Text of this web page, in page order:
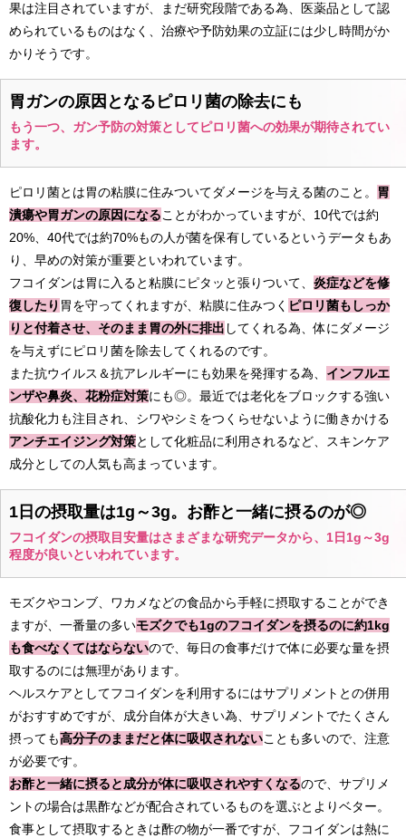
果は注目されていますが、まだ研究段階である為、医薬品として認
められているものはなく、治療や予防効果の立証には少し時間がか
かりそうです。
胃ガンの原因となるピロリ菌の除去にも
もう一つ、ガン予防の対策としてピロリ菌への効果が期待されてい
ます。
ピロリ菌とは胃の粘膜に住みついてダメージを与える菌のこと。
胃
潰瘍や胃ガンの原因になることがわかっていますが、10代では約
20%、40代では約70%もの人が菌を保有しているというデータもあ
り、早めの対策が重要といわれています。
フコイダンは胃に入ると粘膜にピタッと張りついて、 炎症などを修
復したり 胃を守ってくれますが、粘膜に住みつく ピロリ菌もしっか
りと付着させ、そのまま胃の外に排出 してくれる為、体にダメージ
を与えずにピロリ菌を除去してくれるのです。
また抗ウイルス＆抗アレルギーにも効果を発揮する為、 インフルエ
ンザや鼻炎、花粉症対策にも◎。最近では老化をブロックする強い
抗酸化力も注目され、シワやシミをつくらせないように働きかける
アンチエイジング対策として化粧品に利用されるなど、スキンケア
成分としての人気も高まっています。
1日の摂取量は1g～3g。お酢と一緒に摂るのが◎
フコイダンの摂取目安量はさまざまな研究データから、1日1g～3g
程度が良いといわれています。
モズクやコンブ、ワカメなどの食品から手軽に摂取することができ
ますが、一番量の多いモズクでも1gのフコイダンを摂るのに約1kg
も食べなくてはならないので、毎日の食事だけで体に必要な量を摂
取するのには無理があります。
ヘルスケアとしてフコイダンを利用するにはサプリメントとの併用
がおすすめですが、成分自体が大きい為、サプリメントでたくさん
摂っても高分子のままだと体に吸収されないことも多いので、注意
が必要です。
お酢と一緒に摂ると成分が体に吸収されやすくなるので、サプリメ
ントの場合は黒酢などが配合されているものを選ぶとよりベター。
食事として摂取するときは酢の物が一番ですが、フコイダンは熱に